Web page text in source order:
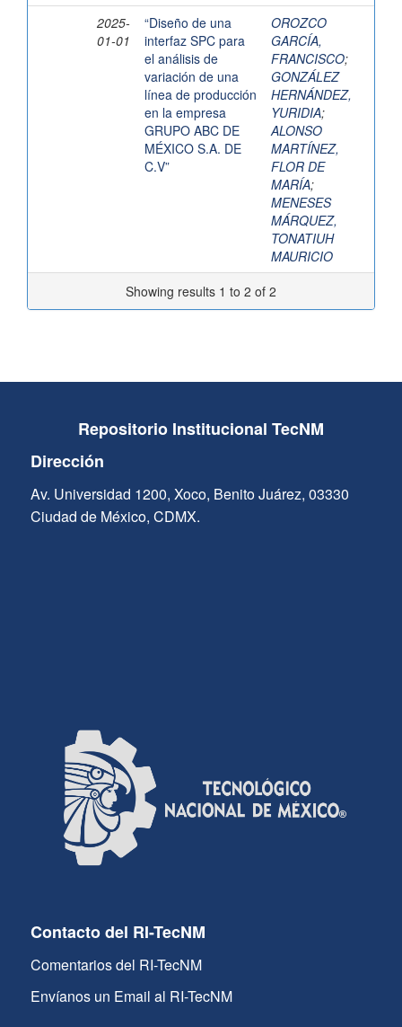
2025-
01-01
“Diseño de una
interfaz SPC para
el análisis de
variación de una
línea de producción
en la empresa
GRUPO ABC DE
MÉXICO S.A. DE
C.V”
OROZCO
GARCÍA,
FRANCISCO;
GONZÁLEZ
HERNÁNDEZ,
YURIDIA;
ALONSO
MARTÍNEZ,
FLOR DE
MARÍA;
MENESES
MÁRQUEZ,
TONATIUH
MAURICIO
Showing results 1 to 2 of 2
Repositorio Institucional TecNM
Dirección
Av. Universidad 1200, Xoco, Benito Juárez, 03330
Ciudad de México, CDMX.
Contacto del RI-TecNM
Comentarios del RI-TecNM
Envíanos un Email al RI-TecNM